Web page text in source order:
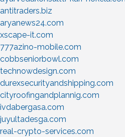
antitraders.biz
aryanews24.com
xscape-it.com
777azino-mobile.com
cobbseniorbowl.com
technowdesign.com
durexsecurityandshipping.com
cityroofingandplannig.com
ivdabergasa.com
juyultadesga.com
real-crypto-services.com